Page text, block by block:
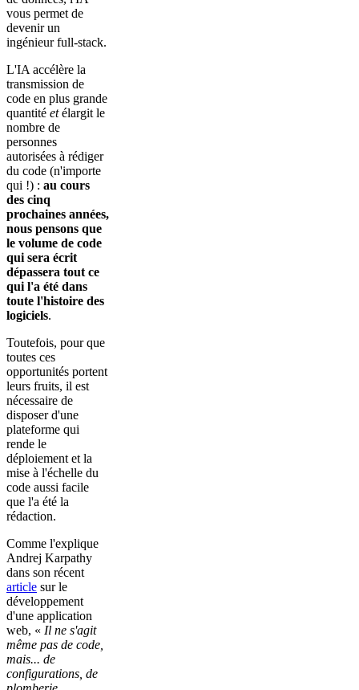
vous permet de
devenir un
ingénieur full-stack.
L'IA accélère la
transmission de
code en plus grande
quantité etélargit le
nombre de
personnes
autorisées à rédiger
du code (n'importe
qui !) : au cours
des cinq
prochaines années,
nous pensons que
le volume de code
qui sera écrit
dépassera tout ce
qui l'a été dans
toute l'histoire des
logiciels.
Toutefois, pour que
toutes ces
opportunités portent
leurs fruits, il est
nécessaire de
disposer d'une
plateforme qui
rende le
déploiement et la
mise à l'échelle du
code aussi facile
que l'a été la
rédaction.
Comme l'explique
Andrej Karpathy
dans son récent
article sur le
développement
d'une application
web, « Il ne s'agit
même pas de code,
mais... de
configurations, de